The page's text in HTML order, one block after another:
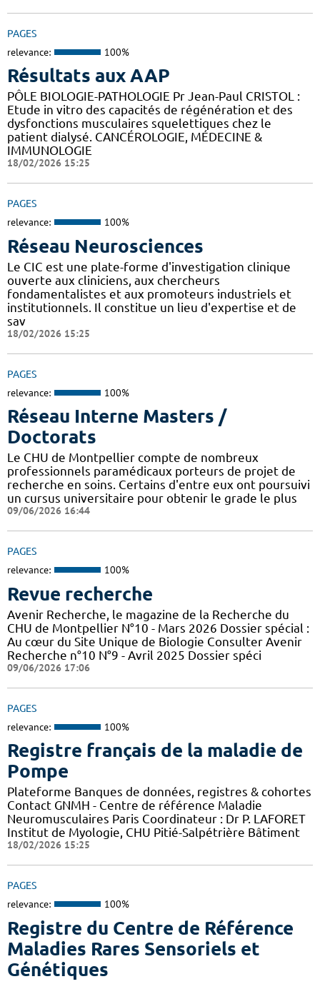
PAGES
relevance: 100%
Résultats aux AAP
PÔLE BIOLOGIE-PATHOLOGIE Pr Jean-Paul CRISTOL :
Etude in vitro des capacités de régénération et des
dysfonctions musculaires squelettiques chez le
patient dialysé. CANCÉROLOGIE, MÉDECINE &
IMMUNOLOGIE
18/02/2026 15:25
PAGES
relevance: 100%
Réseau Neurosciences
Le CIC est une plate-forme d'investigation clinique
ouverte aux cliniciens, aux chercheurs
fondamentalistes et aux promoteurs industriels et
institutionnels. Il constitue un lieu d'expertise et de
sav
18/02/2026 15:25
PAGES
relevance: 100%
Réseau Interne Masters /
Doctorats
Le CHU de Montpellier compte de nombreux
professionnels paramédicaux porteurs de projet de
recherche en soins. Certains d'entre eux ont poursuivi
un cursus universitaire pour obtenir le grade le plus
09/06/2026 16:44
PAGES
relevance: 100%
Revue recherche
Avenir Recherche, le magazine de la Recherche du
CHU de Montpellier N°10 - Mars 2026 Dossier spécial :
Au cœur du Site Unique de Biologie Consulter Avenir
Recherche n°10 N°9 - Avril 2025 Dossier spéci
09/06/2026 17:06
PAGES
relevance: 100%
Registre français de la maladie de
Pompe
Plateforme Banques de données, registres & cohortes
Contact GNMH - Centre de référence Maladie
Neuromusculaires Paris Coordinateur : Dr P. LAFORET
Institut de Myologie, CHU Pitié-Salpétrière Bâtiment
18/02/2026 15:25
PAGES
relevance: 100%
Registre du Centre de Référence
Maladies Rares Sensoriels et
Génétiques